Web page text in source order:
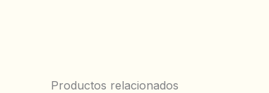
Productos relacionados